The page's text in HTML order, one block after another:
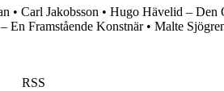
• Carl Jakobsson • Hugo Hävelid – Den
En Framstående Konstnär• Malte
RSS